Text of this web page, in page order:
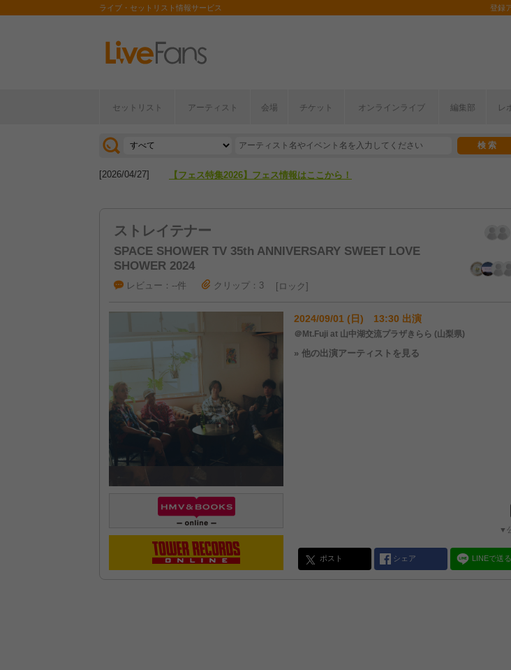
ライブ・セットリスト情報サービス 登録
セットリスト アーティスト 会場 チケット オンラインライブ 編集部 レ
[2026/07/28] 【ライブ動員ランキング】2026年上半期編発表！
[2026/04/27] 【フェス特集2026】フェス情報はここから！
ストレイテナー
SPACE SHOWER TV 35th ANNIVERSARY SWEET LOVE
SHOWER 2024
レビュー：--件 クリップ：3 ロック
2024/09/01 (日) 13:30 出演
＠Mt.Fuji at 山中湖交流プラザきらら (山梨県)
» 他の出演アーティストを見る
▼
ポスト シェア LINEで送る